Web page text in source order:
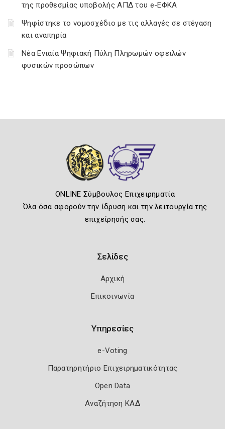
της προθεσμίας υποβολής ΑΠΔ του e-ΕΦΚΑ
Ψηφίστηκε το νομοσχέδιο με τις αλλαγές σε στέγαση
και αναπηρία
Νέα Ενιαία Ψηφιακή Πύλη Πληρωμών οφειλών
φυσικών προσώπων
ONLINE Σύμβουλος Επιχειρηματία
Όλα όσα αφορούν την ίδρυση και την λειτουργία της
επιχείρησής σας.
Σελίδες
Αρχική
Επικοινωνία
Υπηρεσίες
e-Voting
Παρατηρητήριο Επιχειρηματικότητας
Open Data
Αναζήτηση ΚΑΔ